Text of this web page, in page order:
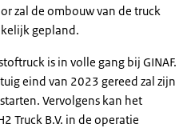
zal de ombouw van de truck
gepland.
is in volle gang bij GINAF.
eind van 2023 gereed zal zijn
Vervolgens kan het
Truck B.V. in de operatie